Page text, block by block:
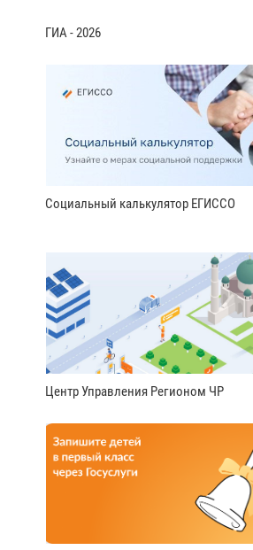
ГИА - 2026
Социальный калькулятор ЕГИССО
Центр Управления Регионом ЧР